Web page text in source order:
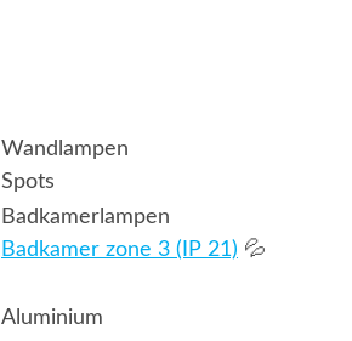
Wandlampen
Spots
Badkamerlampen
Badkamer zone 3 (IP 21) 💦
Aluminium